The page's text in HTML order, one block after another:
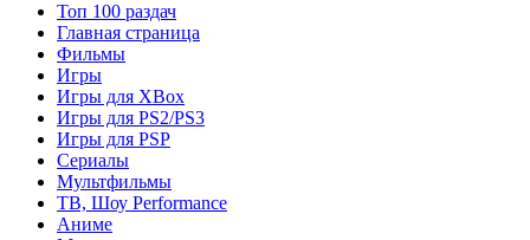
Топ 100 раздач
Главная страница
Фильмы
Игры
Игры для XBox
Игры для PS2/PS3
Игры для PSP
Сериалы
Мультфильмы
ТВ, Шоу Performance
Аниме